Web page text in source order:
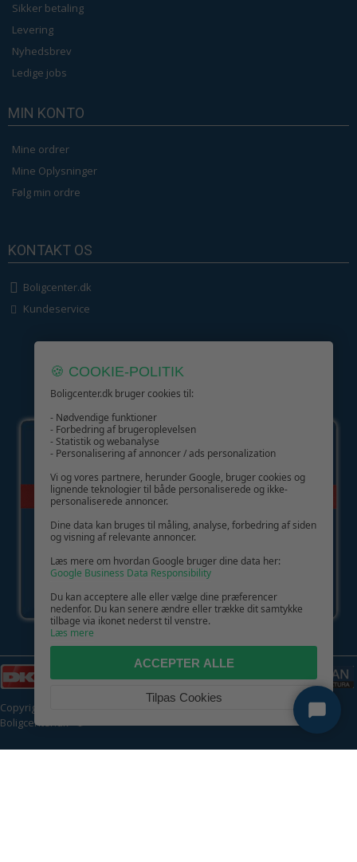
Sikker betaling
Levering
Nyhedsbrev
Ledige jobs
MIN KONTO
Mine ordrer
Mine Oplysninger
Følg min ordre
KONTAKT OS
Boligcenter.dk
Kundeservice
GIV GLÆDE MED ET GAVEKORT!
Copyright © 2026 | CVR: DK41222093 | Alle rettigheder forbeholdes |
Boligcenter.dk 🍪
🍪 COOKIE-POLITIK
Boligcenter.dk bruger cookies til:
- Nødvendige funktioner
- Forbedring af brugeroplevelsen
- Statistik og webanalyse
- Personalisering af annoncer / ads personalization
Vi og vores partnere, herunder Google, bruger cookies og
lignende teknologier til både personaliserede og ikke-
personaliserede annoncer.
Dine data kan bruges til måling, analyse, forbedring af siden
og visning af relevante annoncer.
Læs mere om hvordan Google bruger dine data her:
Google Business Data Responsibility
Du kan acceptere alle eller vælge dine præferencer
nedenfor. Du kan senere ændre eller trække dit samtykke
tilbage via ikonet nederst til venstre.
Læs mere
ACCEPTER ALLE
Tilpas Cookies